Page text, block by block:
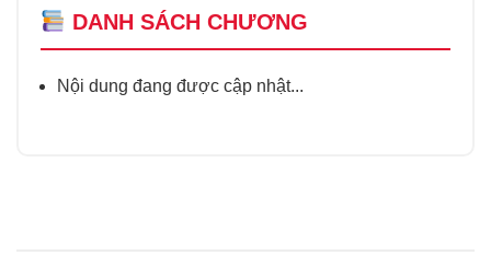
DANH SÁCH CHƯƠNG
Nội dung đang được cập nhật...